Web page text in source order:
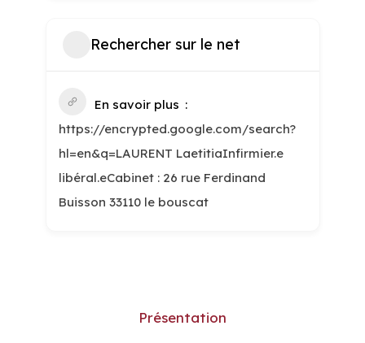
Rechercher sur le net
En savoir plus
https://encrypted.google.com/search?
hl=en&q=LAURENT LaetitiaInfirmier.e
libéral.eCabinet : 26 rue Ferdinand
Buisson 33110 le bouscat
Présentation